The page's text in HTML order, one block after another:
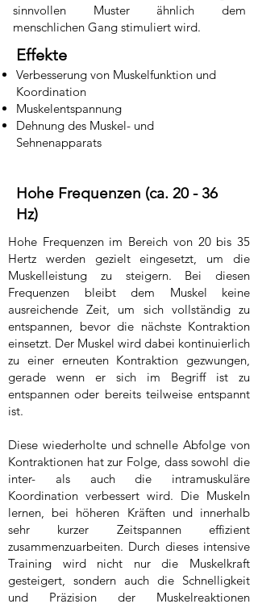
sinnvollen Muster ähnlich dem
menschlichen Gang stimuliert wird.
Effekte
Verbesserung von Muskelfunktion und
Koordination
Muskelentspannung
Dehnung des Muskel-­ und
Sehnenapparats
Hohe Frequenzen (ca. 20 -­ 36
Hz)
​Hohe Frequenzen im Bereich von 20 bis 35
Hertz werden gezielt eingesetzt, um die
Muskelleistung zu steigern. Bei diesen
Frequenzen bleibt dem Muskel keine
ausreichende Zeit, um sich vollständig zu
entspannen, bevor die nächste Kontraktion
einsetzt. Der Muskel wird dabei kontinuierlich
zu einer erneuten Kontraktion gezwungen,
gerade wenn er sich im Begriff ist zu
entspannen oder bereits teilweise entspannt
ist.
Diese wiederholte und schnelle Abfolge von
Kontraktionen hat zur Folge, dass sowohl die
inter- als auch die intramuskuläre
Koordination verbessert wird. Die Muskeln
lernen, bei höheren Kräften und innerhalb
sehr kurzer Zeitspannen effizient
zusammenzuarbeiten. Durch dieses intensive
Training wird nicht nur die Muskelkraft
gesteigert, sondern auch die Schnelligkeit
und Präzision der Muskelreaktionen